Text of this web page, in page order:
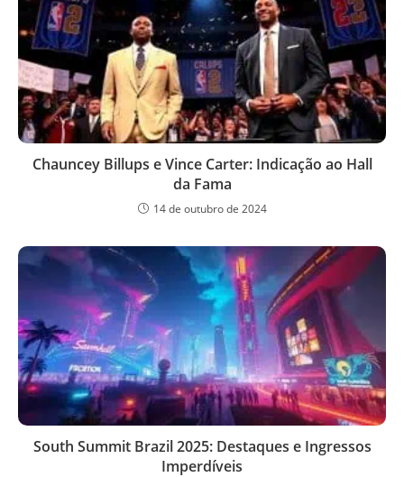
Chauncey Billups e Vince Carter: Indicação ao Hall
da Fama
14 de outubro de 2024
South Summit Brazil 2025: Destaques e Ingressos
Imperdíveis